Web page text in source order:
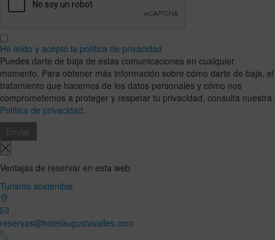
He leído y acepto la política de privacidad
Puedes darte de baja de estas comunicaciones en cualquier
momento. Para obtener más información sobre cómo darte de baja, el
tratamiento que hacemos de los datos personales y cómo nos
comprometemos a proteger y respetar tu privacidad, consulta nuestra
Política de privacidad
Ventajas de reservar en esta web
Turismo sostenible
reservas@hotelaugustavalles.com